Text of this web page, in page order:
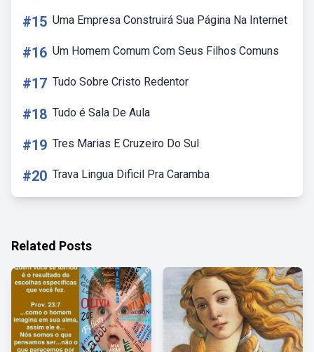
#15 Uma Empresa Construirá Sua Página Na Internet
#16 Um Homem Comum Com Seus Filhos Comuns
#17 Tudo Sobre Cristo Redentor
#18 Tudo é Sala De Aula
#19 Tres Marias E Cruzeiro Do Sul
#20 Trava Lingua Dificil Pra Caramba
Related Posts